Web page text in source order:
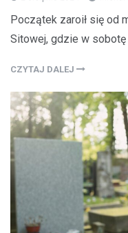
Początek zaroił się od
Sitowej, gdzie w
CZYTAJ DALEJ